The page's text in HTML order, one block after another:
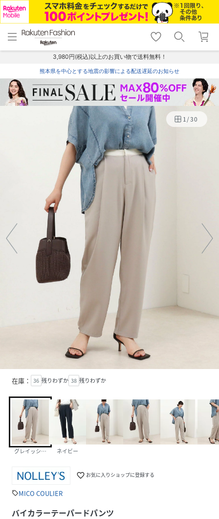
menu home
トップ
shopping_cart lock_outline
ログイン
3,980円(税込)以上のお買い物で送料無料！
熊本県を中心とする地震の影響による配送遅延のお知らせ
1/30
在庫： 36 残りわずか 38 残りわずか
グレイッシュベージュネイビー
favorite_border お気に入りショップに登録する
sellMICO COULIER
バイカラーテーパードパンツ